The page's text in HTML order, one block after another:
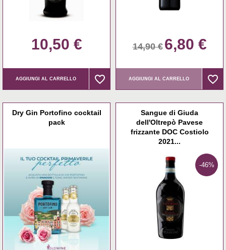
10,50 €
AGGIUNGI AL CARRELLO favorite_border
favorite_border
14,90 € 6,80 €
AGGIUNGI AL CARRELLO favorite_border
favorite_border
Dry Gin Portofino cocktail
pack
Sangue di Giuda
dell'Oltrepò Pavese
frizzante DOC Costiolo
2021...
-46%